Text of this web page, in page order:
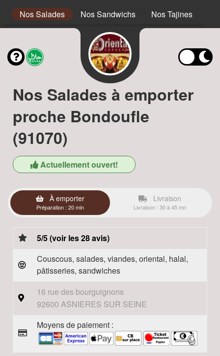
Nos Salades Nos Sandwichs Nos Tajines
Nos Salades à emporter
proche Bondoufle
(91070)
Actuellement ouvert!
À emporter
Préparation : 20 min
Livraison
Livraison : 30 à 45 mn
5/5 (voir les 28 avis)
Couscous, salades, viandes, oriental, halal,
pâtisseries, sandwiches
16 rue des bourguignons
92600 ASNIERES SUR SEINE
Moyens de paiement :